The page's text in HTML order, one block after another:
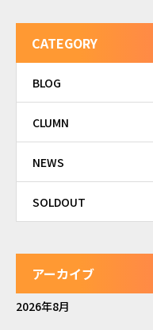
CATEGORY
BLOG
CLUMN
NEWS
SOLDOUT
アーカイブ
2026年8月